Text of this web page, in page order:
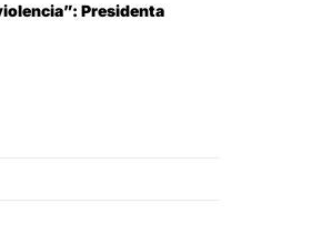
Presidenta